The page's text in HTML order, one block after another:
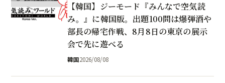
【韓国】ジーモード『みんなで空気読
み。』に韓国版。出題100問は爆弾酒や
部長の帰宅作戦、8月8日の東京の展示
会で先に遊べる
韓国2026/08/08